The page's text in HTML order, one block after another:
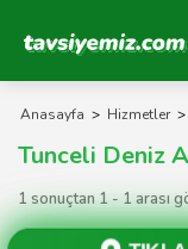
Tavsiyemiz
Anasayfa > Hizmetler >
Tunceli Deniz
1 sonuçtan 1 - 1 arası